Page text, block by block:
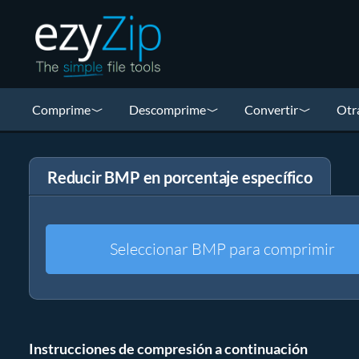
Comprime Descomprime Convertir
Reducir BMP en porcentaje específico
Seleccionar BMP para comprimir
Instrucciones de compresión a continuación